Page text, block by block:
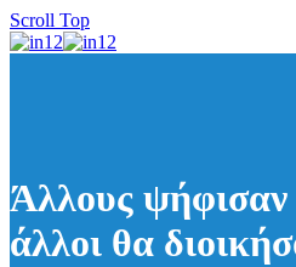
Scroll Top
Άλλους ψήφισαν
άλλοι θα